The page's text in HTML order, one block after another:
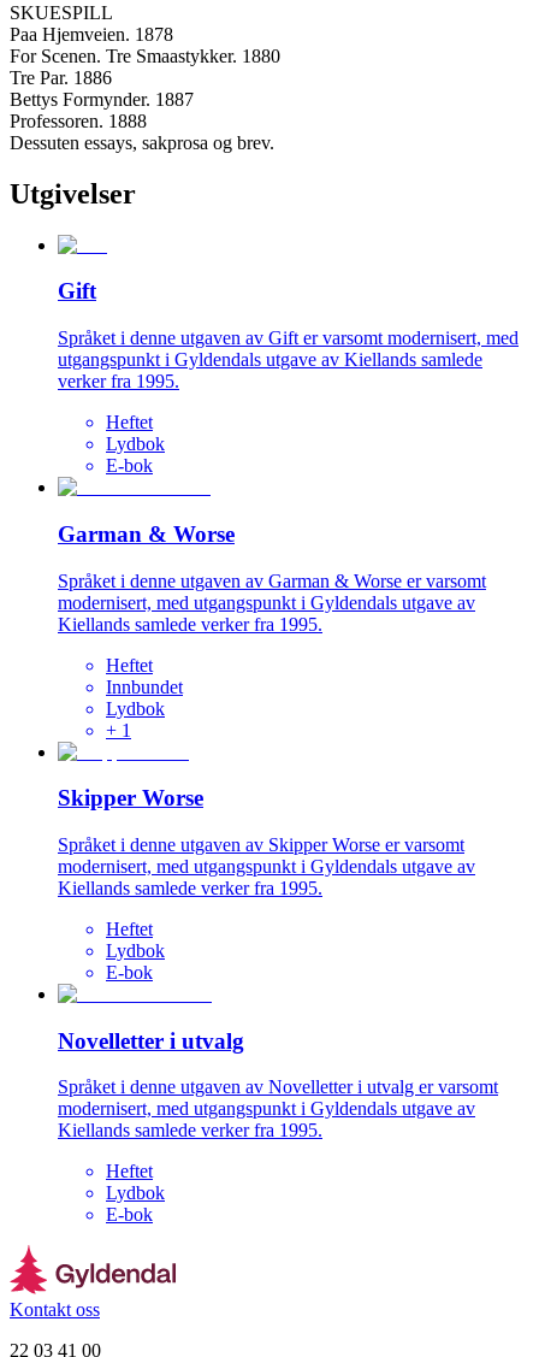
SKUESPILL
Paa Hjemveien. 1878
For Scenen. Tre Smaastykker. 1880
Tre Par. 1886
Bettys Formynder. 1887
Professoren. 1888
Dessuten essays, sakprosa og brev.
Utgivelser
Gift
Språket i denne utgaven av Gift er varsomt modernisert, med
utgangspunkt i Gyldendals utgave av Kiellands samlede
verker fra 1995.
Heftet
Lydbok
E-bok
Garman & Worse
Språket i denne utgaven av Garman & Worse er varsomt
modernisert, med utgangspunkt i Gyldendals utgave av
Kiellands samlede verker fra 1995.
Heftet
Innbundet
Lydbok
+ 1
Skipper Worse
Språket i denne utgaven av Skipper Worse er varsomt
modernisert, med utgangspunkt i Gyldendals utgave av
Kiellands samlede verker fra 1995.
Heftet
Lydbok
E-bok
Novelletter i utvalg
Språket i denne utgaven av Novelletter i utvalg er varsomt
modernisert, med utgangspunkt i Gyldendals utgave av
Kiellands samlede verker fra 1995.
Heftet
Lydbok
E-bok
Kontakt oss
22 03 41 00